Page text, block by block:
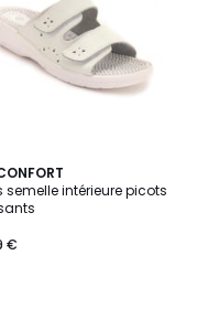
semelle intérieure picots
€